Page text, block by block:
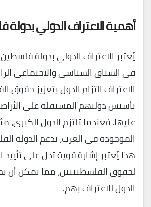
أهمية الاعتراف الدولي
يُعتبر الاعتراف الدولي بدولة
في السياق السياسي والاجتماعي
الاعتراف التزام الدول بتعزيز حقوق
تأسيس دولتهم المستقلة على
عليها. فعندما تلتزم الدول الكبرى،
الموجودة في الغرب، بدعم الدولة
هذا يُعتبر إشارة قوية تدل على تأييد
لحقوق الفلسطينيين، مما يمكن أن
الدول للاعتراف بهم.